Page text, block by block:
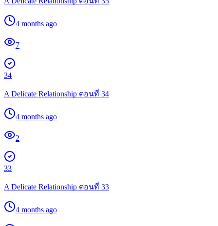
4 months ago
7
34
A Delicate Relationship ตอนที่ 34
4 months ago
2
33
A Delicate Relationship ตอนที่ 33
4 months ago